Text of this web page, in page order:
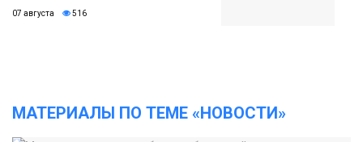
07 августа 516
МАТЕРИАЛЫ ПО ТЕМЕ «НОВОСТИ»